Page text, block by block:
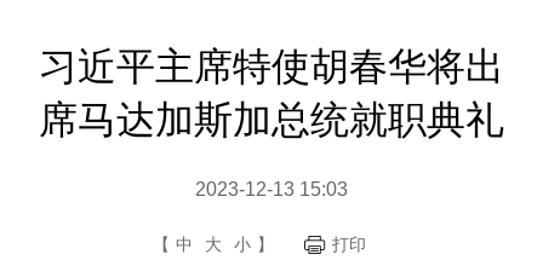
习近平主席特使胡春华将出
席马达加斯加总统就职典礼
2023-12-13 15:03
【 中 大 小 】 打印